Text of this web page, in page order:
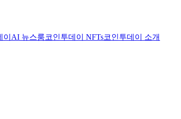
AI 뉴스룸코인투데이 NFTs코인투데이 소개